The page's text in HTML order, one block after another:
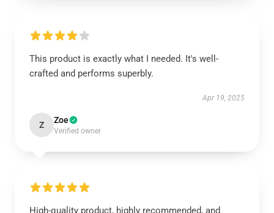
This product is exactly what I needed. It's well-
crafted and performs superbly.
Apr 19, 2025
Z Zoe
Verified owner
High-quality product, highly recommended, and